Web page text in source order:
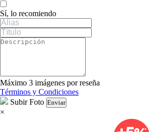
Sí, lo recomiendo
Máximo 3 imágenes por reseña
Términos y Condiciones
Subir Foto Enviar
×